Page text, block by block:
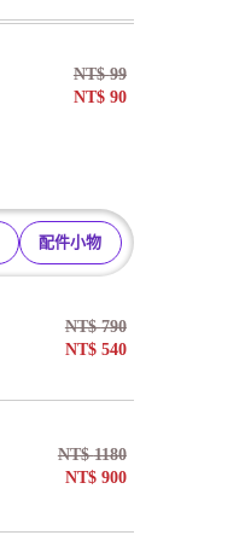
NT$99
NT$ 90
配件小物
NT$790
NT$ 540
NT$1180
NT$ 900